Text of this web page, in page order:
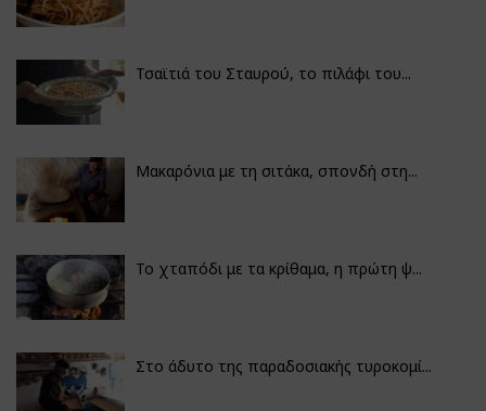
Τσαϊτιά του Σταυρού, το πιλάφι του...
Μακαρόνια με τη σιτάκα, σπονδή στη...
Το χταπόδι με τα κρίθαμα, η πρώτη ψ...
Στο άδυτο της παραδοσιακής τυροκομί...